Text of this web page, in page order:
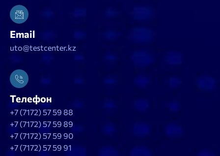
Email
uto@testcenter.kz
Телефон
+7 (7172) 57 59 88
+7 (7172) 57 59 89
+7 (7172) 57 59 90
+7 (7172) 57 59 91